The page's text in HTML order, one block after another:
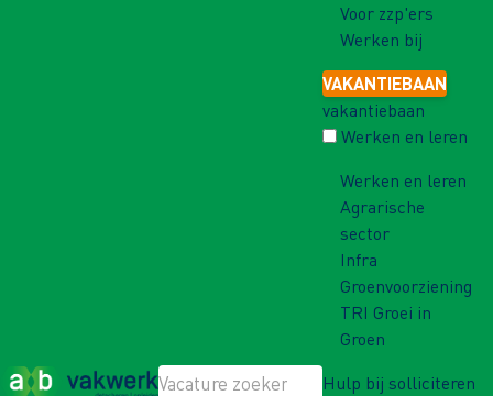
Voor zzp'ers
Werken bij
VAKANTIEBAAN
vakantiebaan
Werken en leren
Werken en leren
Agrarische
sector
Infra
Groenvoorziening
TRI Groei in
Groen
Hulp bij solliciteren